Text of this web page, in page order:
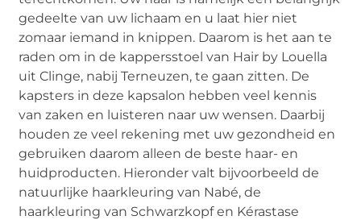
gedeelte van uw lichaam en u laat hier niet
zomaar iemand in knippen. Daarom is het aan te
raden om in de kappersstoel van Hair by Louella
uit Clinge, nabij Terneuzen, te gaan zitten. De
kapsters in deze kapsalon hebben veel kennis
van zaken en luisteren naar uw wensen. Daarbij
houden ze veel rekening met uw gezondheid en
gebruiken daarom alleen de beste haar- en
huidproducten. Hieronder valt bijvoorbeeld de
natuurlijke haarkleuring van Nabé, de
haarkleuring van Schwarzkopf en Kérastase